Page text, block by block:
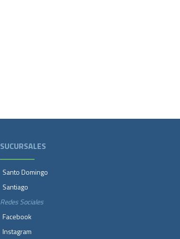
SUCURSALES
Santo Domingo
Santiago
Redes Sociales
Facebook
Instagram